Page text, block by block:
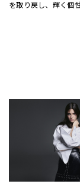
を取り戻し、輝く個
を取り戻す力になり